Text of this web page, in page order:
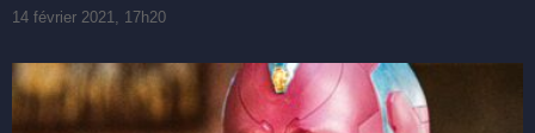
14 février 2021, 17h20